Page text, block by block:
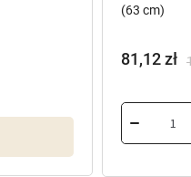
(63 cm)
cena
wynosiła:
101,40 zł.
81,12zł
cena
wynosi:
81,12 zł.